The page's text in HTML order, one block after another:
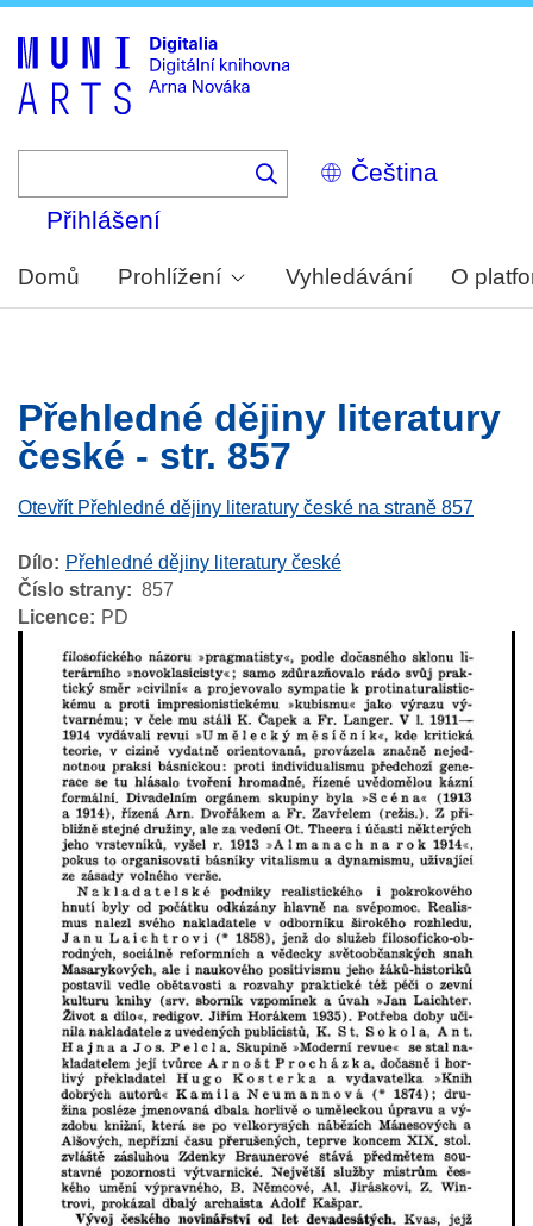
Select
your
Přihlášení
Domů Prohlížení Vyhledávání O
Přehledné dějiny literatury
české - str. 857
Otevřít Přehledné dějiny literatury české na straně 857
Dílo
Přehledné dějiny literatury české
Číslo strany
857
Licence
PD